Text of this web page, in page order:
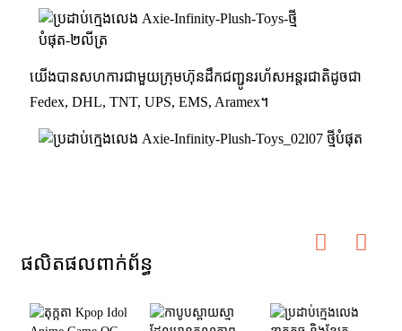
យើងបានសហការជាមួយក្រុមហ៊ុនដឹកជញ្ជូនរហ័សអន្តរជាតិដូចជា
Fedex, DHL, TNT, UPS, EMS, Aramex។
ផលិតផលពាក់ព័ន្ធ